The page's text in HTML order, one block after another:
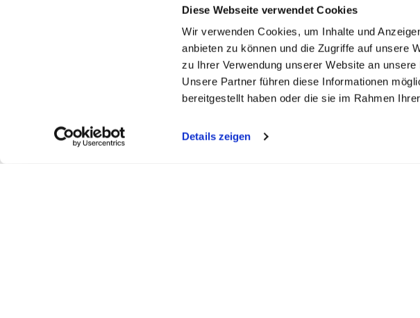
Diese Webseite verwendet Cookies
Wir verwenden Cookies, um Inhalte und
anbieten zu können und die Zugriffe auf unsere
zu Ihrer Verwendung unserer Website an
Unsere Partner führen diese Informationen
bereitgestellt haben oder die sie im Rahmen
Details zeigen